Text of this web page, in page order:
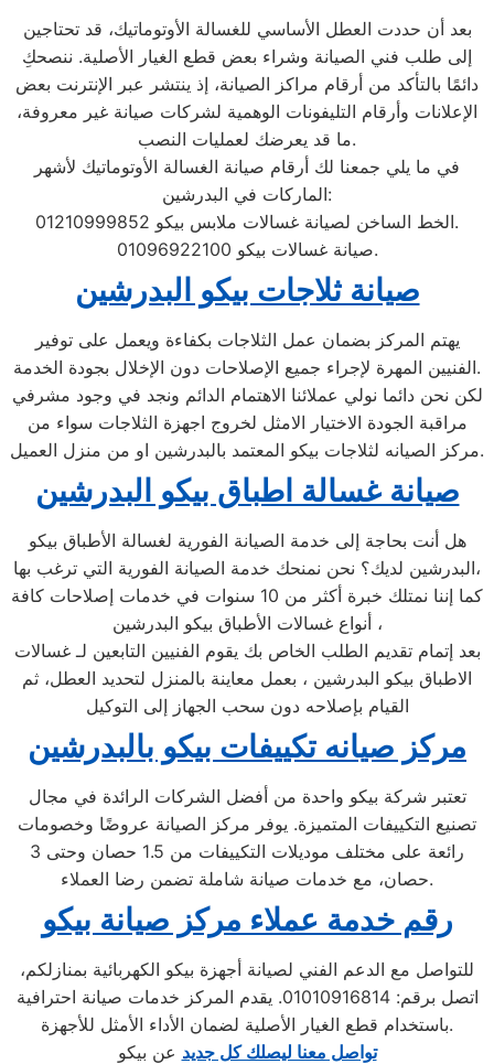
بعد أن حددت العطل الأساسي للغسالة الأوتوماتيك، قد تحتاجين
إلى طلب فني الصيانة وشراء بعض قطع الغيار الأصلية. ننصحكِ
دائمًا بالتأكد من أرقام مراكز الصيانة، إذ ينتشر عبر الإنترنت بعض
الإعلانات وأرقام التليفونات الوهمية لشركات صيانة غير معروفة،
ما قد يعرضك لعمليات النصب.
في ما يلي جمعنا لك أرقام صيانة الغسالة الأوتوماتيك لأشهر
الماركات في البدرشين:
الخط الساخن لصيانة غسالات ملابس بيكو 01210999852.
صيانة غسالات بيكو 01096922100.
صيانة ثلاجات بيكو البدرشين
يهتم المركز بضمان عمل الثلاجات بكفاءة ويعمل على توفير
الفنيين المهرة لإجراء جميع الإصلاحات دون الإخلال بجودة الخدمة.
لكن نحن دائما نولي عملائنا الاهتمام الدائم ونجد في وجود مشرفي
مراقبة الجودة الاختيار الامثل لخروج اجهزة الثلاجات سواء من
مركز الصيانه لثلاجات بيكو المعتمد بالبدرشين او من منزل العميل.
صيانة غسالة اطباق بيكو البدرشين
هل أنت بحاجة إلى خدمة الصيانة الفورية لغسالة الأطباق بيكو
البدرشين لديك؟ نحن نمنحك خدمة الصيانة الفورية التي ترغب بها،
كما إننا نمتلك خبرة أكثر من 10 سنوات في خدمات إصلاحات كافة
أنواع غسالات الأطباق بيكو البدرشين ،
بعد إتمام تقديم الطلب الخاص بك يقوم الفنيين التابعين لـ غسالات
الاطباق بيكو البدرشين ، بعمل معاينة بالمنزل لتحديد العطل، ثم
القيام بإصلاحه دون سحب الجهاز إلى التوكيل
مركز صيانه تكييفات بيكو بالبدرشين
تعتبر شركة بيكو واحدة من أفضل الشركات الرائدة في مجال
تصنيع التكييفات المتميزة. يوفر مركز الصيانة عروضًا وخصومات
رائعة على مختلف موديلات التكييفات من 1.5 حصان وحتى 3
حصان، مع خدمات صيانة شاملة تضمن رضا العملاء.
رقم خدمة عملاء مركز صيانة بيكو
للتواصل مع الدعم الفني لصيانة أجهزة بيكو الكهربائية بمنازلكم،
اتصل برقم: 01010916814. يقدم المركز خدمات صيانة احترافية
باستخدام قطع الغيار الأصلية لضمان الأداء الأمثل للأجهزة.
تواصل معنا ليصلك كل جديد عن بيكو